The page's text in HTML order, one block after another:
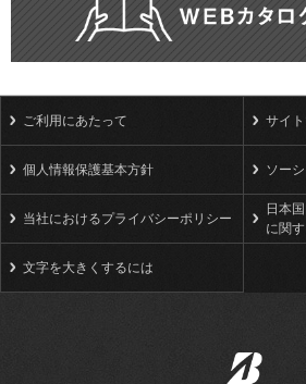
ご利用にあたって サイ
個人情報保護基本方針 ソー
当社におけるプライバシーポリシー
日本
に関
文字を大きくするには